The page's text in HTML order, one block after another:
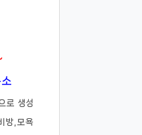
로 생성
방,모욕